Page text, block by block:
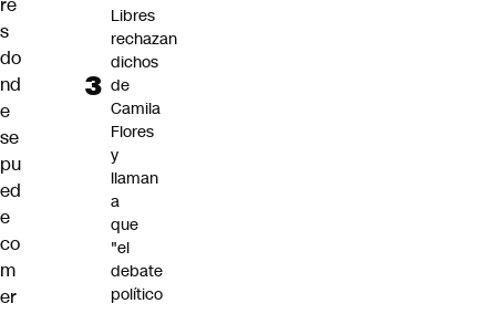
s
do
nd
e
se
pu
ed
e
co
m
er
Libres
rechazan
dichos
de
Camila
Flores
y
llaman
a
que
"el
debate
político